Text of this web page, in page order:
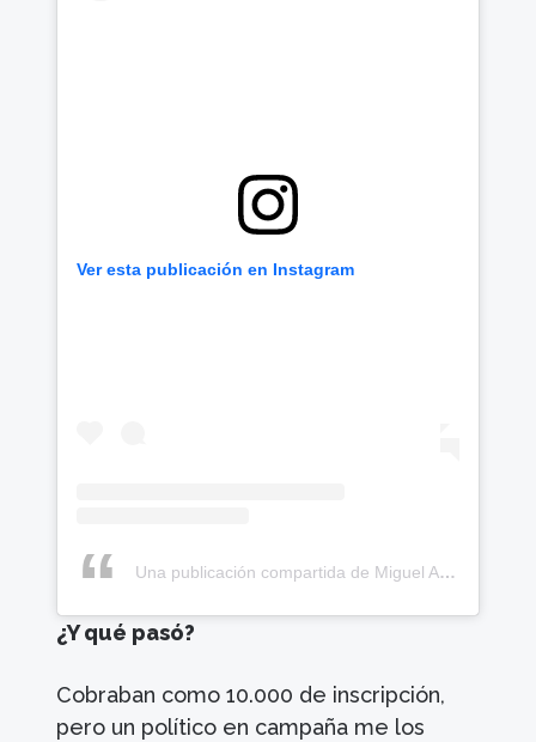
Ver esta publicación en Instagram
Una publicación compartida de Miguel Angel López moreno (@miguelsuperlopez)
¿Y qué pasó?
Cobraban como 10.000 de inscripción,
pero un político en campaña me los